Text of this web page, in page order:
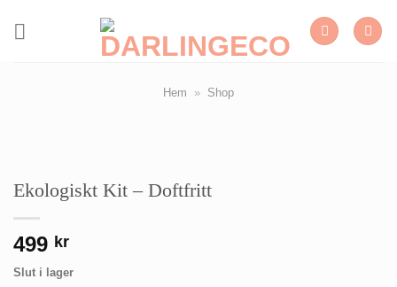
Hem » Shop
Ekologiskt Kit – Doftfritt
499 kr
Slut i lager